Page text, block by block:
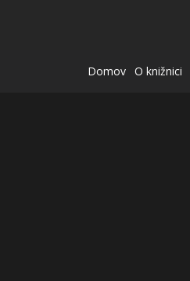
Domov O knižnici